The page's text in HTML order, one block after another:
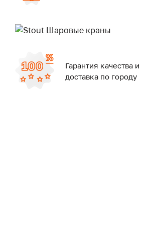
Гарантия качества и
доставка по городу